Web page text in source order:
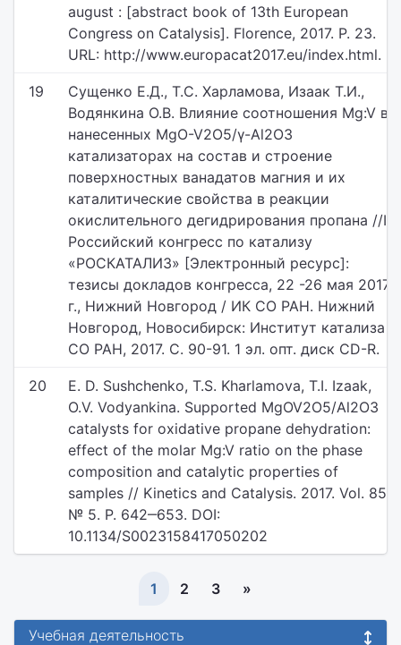
august : [abstract book of 13th European
Congress on Catalysis]. Florence, 2017. P. 23.
URL: http://www.europacat2017.eu/index.html.
19
Сущенко Е.Д., Т.С. Харламова, Изаак Т.И.,
Водянкина О.В. Влияние соотношения Mg:V в
нанесенных MgO-V2O5/γ-Al2O3
катализаторах на состав и строение
поверхностных ванадатов магния и их
каталитические свойства в реакции
окислительного дегидрирования пропана //III
Российский конгресс по катализу
«РОСКАТАЛИЗ» [Электронный ресурс]:
тезисы докладов конгресса, 22 -26 мая 2017
г., Нижний Новгород / ИК СО РАН. Нижний
Новгород, Новосибирск: Институт катализа
СО РАН, 2017. С. 90-91. 1 эл. опт. диск CD-R.
20
E. D. Sushchenko, T.S. Kharlamova, T.I. Izaak,
O.V. Vodyankina. Supported MgOV2O5/Al2O3
catalysts for oxidative propane dehydration:
effect of the molar Mg:V ratio on the phase
composition and catalytic properties of
samples // Kinetics and Catalysis. 2017. Vol. 85,
№ 5. P. 642‒653. DOI:
10.1134/S0023158417050202
1 2 3 »
Учебная деятельность